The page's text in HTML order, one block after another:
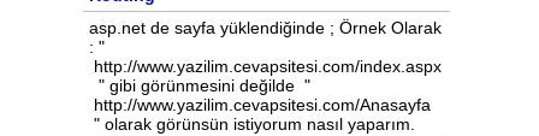
asp.net de sayfa yüklendiğinde ; Örnek Olarak
: "
http://www.yazilim.cevapsitesi.com/index.aspx
" gibi görünmesini değilde "
http://www.yazilim.cevapsitesi.com/Anasayfa
" olarak görünsün istiyorum nasıl yaparım.